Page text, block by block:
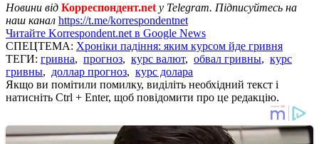
Новини від Корреспондент.net у Telegram. Підписуйтесь на
наш канал https://t.me/korrespondentnet
Читайте Korrespondent.net в Google News
СПЕЦТЕМА: Хроніки падіння: яким курсом йде гривня
ТЕГИ: гривна, прогноз, курс валют, обвал гривны, курс
гривны, доллар прогноз, курс долара
Якщо ви помітили помилку, виділіть необхідний текст і
натисніть Ctrl + Enter, щоб повідомити про це редакцію.